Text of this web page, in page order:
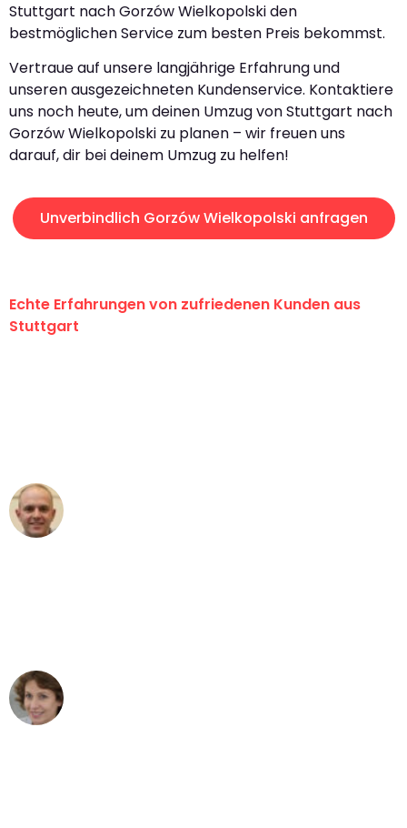
Stuttgart nach Gorzów Wielkopolski den
bestmöglichen Service zum besten Preis bekommst.
Vertraue auf unsere langjährige Erfahrung und
unseren ausgezeichneten Kundenservice. Kontaktiere
uns noch heute, um deinen Umzug von Stuttgart nach
Gorzów Wielkopolski zu planen – wir freuen uns
darauf, dir bei deinem Umzug zu helfen!
Unverbindlich Gorzów Wielkopolski anfragen
Echte Erfahrungen von zufriedenen Kunden aus
Stuttgart